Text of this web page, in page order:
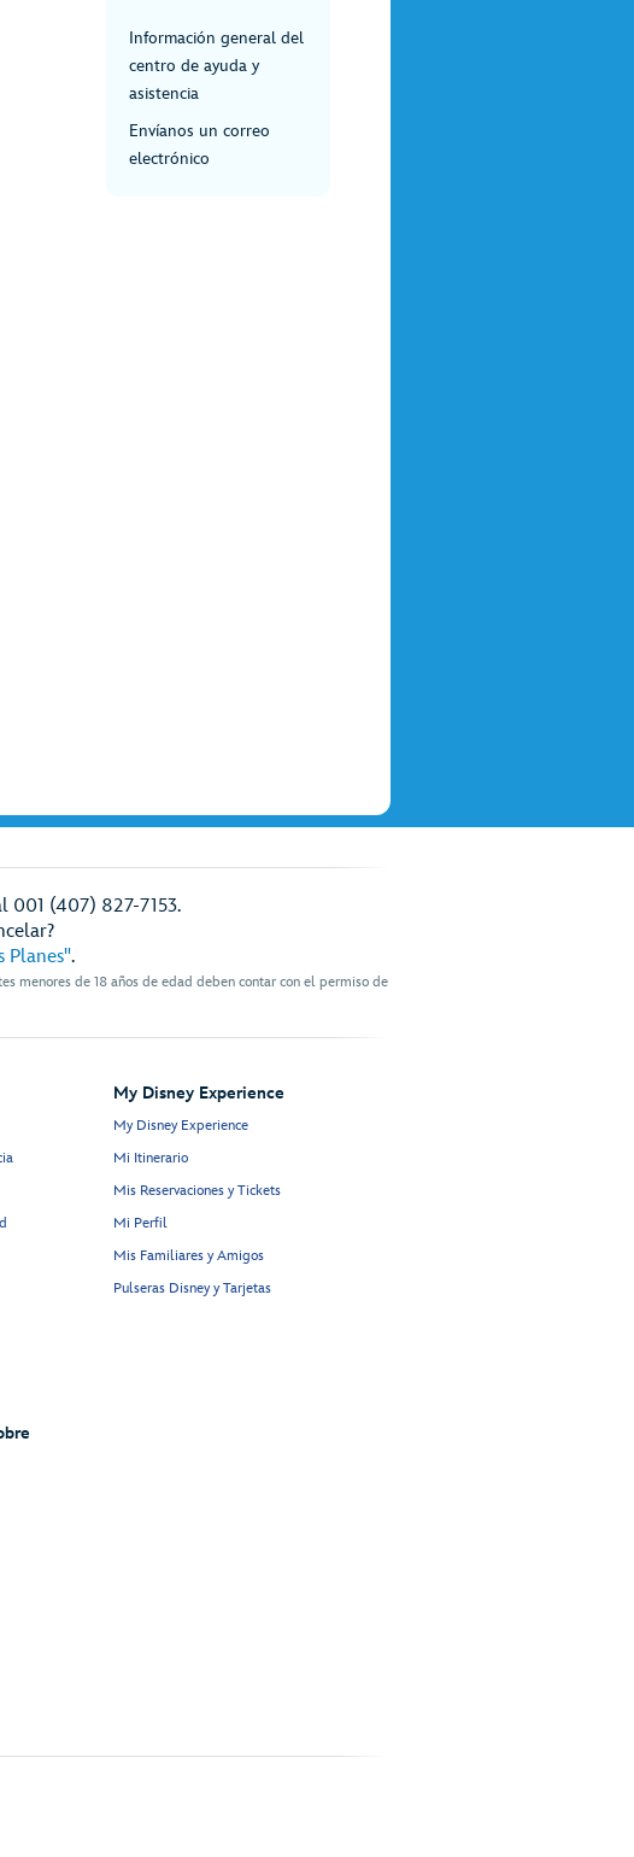
Información general del
centro de ayuda y
asistencia
Envíanos un correo
electrónico
001 (407) 827-7153.
Planes".
menores de 18 años de edad deben contar con el permiso de
My Disney Experience
My Disney Experience
Mi Itinerario
Mis Reservaciones y Tickets
Mi Perfil
Mis Familiares y Amigos
Pulseras Disney y Tarjetas